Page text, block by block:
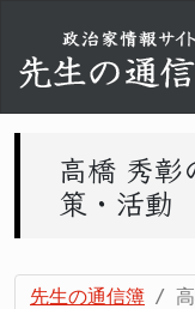
高橋 秀彰
策・活動
先生の通信簿